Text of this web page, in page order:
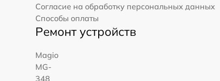
Согласие на обработку персональных данных
Способы оплаты
Ремонт устройств
Magio
MG-
348